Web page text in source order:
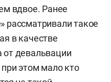
вдвое. Ранее
рассматривали такое
в качестве
от девальвации
этом мало кто